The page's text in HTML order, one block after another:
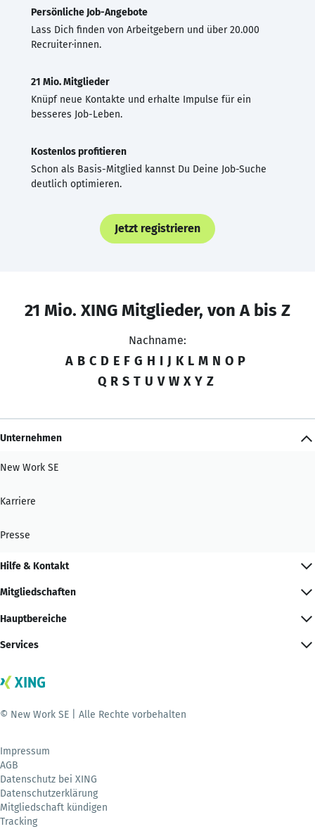
Persönliche Job-Angebote
Lass Dich finden von Arbeitgebern und über 20.000
Recruiter·innen.
21 Mio. Mitglieder
Knüpf neue Kontakte und erhalte Impulse für ein
besseres Job-Leben.
Kostenlos profitieren
Schon als Basis-Mitglied kannst Du Deine Job-Suche
deutlich optimieren.
Jetzt registrieren
21 Mio. XING Mitglieder, von A bis Z
Nachname:
A B C D E F G H I J K L M N O P
Q R S T U V W X Y Z
Unternehmen
New Work SE
Karriere
Presse
Hilfe & Kontakt
Mitgliedschaften
Hauptbereiche
Services
© New Work SE | Alle Rechte vorbehalten
Impressum
AGB
Datenschutz bei XING
Datenschutzerklärung
Mitgliedschaft kündigen
Tracking